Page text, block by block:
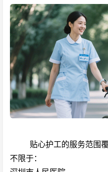
贴心护工的服务范围覆
不限于：